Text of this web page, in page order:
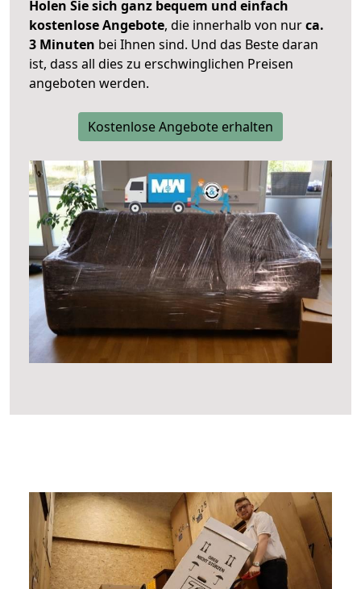
Holen Sie sich ganz bequem und einfach
kostenlose Angebote, die innerhalb von nurca.
3 Minuten bei Ihnen sind. Und das Beste daran
ist, dass all dies zu erschwinglichen Preisen
angeboten werden.
Kostenlose Angebote erhalten